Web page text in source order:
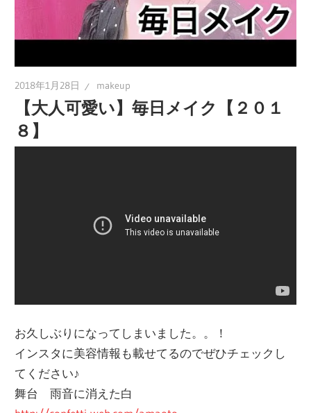
2018年1月28日 makeup
【大人可愛い】毎日メイク【２０１
８】
お久しぶりになってしまいました。。！
インスタに美容情報も載せてるのでぜひチェックし
てください♪
舞台 雨音に消えた白